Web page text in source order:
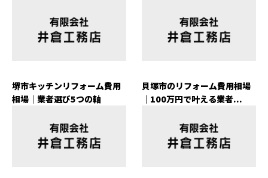
堺市キッチンリフォーム費用
相場｜業者選び5つの軸
貝塚市のリフォーム費用相場
｜100万円で叶える業者...